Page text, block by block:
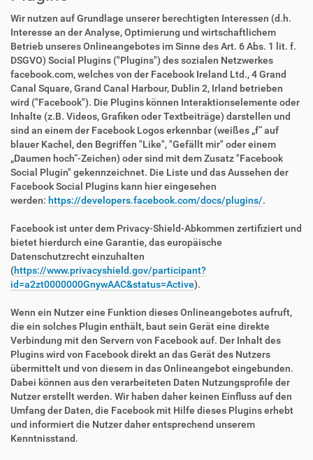
Wir nutzen auf Grundlage unserer berechtigten Interessen (d.h.
Interesse an der Analyse, Optimierung und wirtschaftlichem
Betrieb unseres Onlineangebotes im Sinne des Art. 6 Abs. 1 lit. f.
DSGVO) Social Plugins ("Plugins") des sozialen Netzwerkes
facebook.com, welches von der Facebook Ireland Ltd., 4 Grand
Canal Square, Grand Canal Harbour, Dublin 2, Irland betrieben
wird ("Facebook"). Die Plugins können Interaktionselemente oder
Inhalte (z.B. Videos, Grafiken oder Textbeiträge) darstellen und
sind an einem der Facebook Logos erkennbar (weißes „f“ auf
blauer Kachel, den Begriffen "Like", "Gefällt mir" oder einem
„Daumen hoch“-Zeichen) oder sind mit dem Zusatz "Facebook
Social Plugin" gekennzeichnet. Die Liste und das Aussehen der
Facebook Social Plugins kann hier eingesehen
werden: https://developers.facebook.com/docs/plugins/.
Facebook ist unter dem Privacy-Shield-Abkommen zertifiziert und
bietet hierdurch eine Garantie, das europäische
Datenschutzrecht einzuhalten
(https://www.privacyshield.gov/participant?
id=a2zt0000000GnywAAC&status=Active).
Wenn ein Nutzer eine Funktion dieses Onlineangebotes aufruft,
die ein solches Plugin enthält, baut sein Gerät eine direkte
Verbindung mit den Servern von Facebook auf. Der Inhalt des
Plugins wird von Facebook direkt an das Gerät des Nutzers
übermittelt und von diesem in das Onlineangebot eingebunden.
Dabei können aus den verarbeiteten Daten Nutzungsprofile der
Nutzer erstellt werden. Wir haben daher keinen Einfluss auf den
Umfang der Daten, die Facebook mit Hilfe dieses Plugins erhebt
und informiert die Nutzer daher entsprechend unserem
Kenntnisstand.